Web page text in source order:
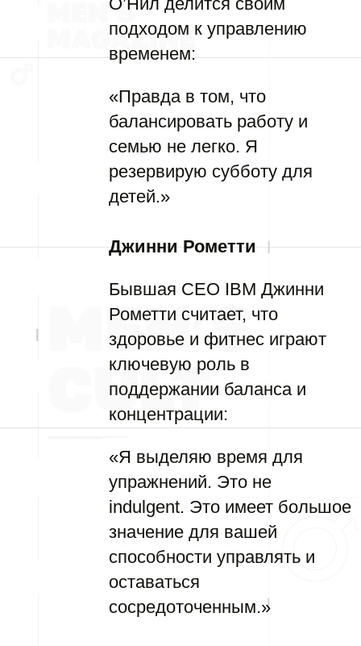
подходом к управлению
временем:
«Правда в том, что
балансировать работу и
семью не легко. Я
резервирую субботу для
детей.»
Джинни Рометти
Бывшая CEO IBM Джинни
Рометти считает, что
здоровье и фитнес играют
ключевую роль в
поддержании баланса и
концентрации:
«Я выделяю время для
упражнений. Это не
indulgent. Это имеет большое
значение для вашей
способности управлять и
оставаться
сосредоточенным.»